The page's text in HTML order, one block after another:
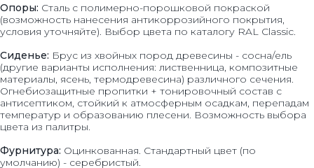
Опоры: Сталь с полимерно-порошковой покраской
(возможность нанесения антикоррозийного покрытия,
условия уточняйте). Выбор цвета по каталогу RAL Classic.
Сиденье: Брус из хвойных пород древесины - сосна/ель
(другие варианты исполнения: лиственница, композитные
материалы, ясень, термодревесина) различного сечения.
Огнебиозащитные пропитки + тонировочный состав с
антисептиком, стойкий к атмосферным осадкам, перепадам
температур и образованию плесени. Возможность выбора
цвета из палитры.
Фурнитура: Оцинкованная. Стандартный цвет (по
умолчанию) - серебристый.